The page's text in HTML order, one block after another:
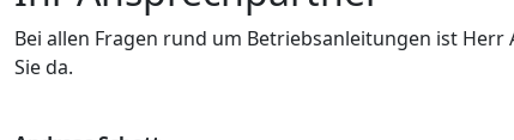
Bei allen Fragen rund um Betriebsanleitungen ist
Sie da.